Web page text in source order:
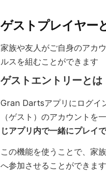
ゲストプレイヤー
家族や友人がご自身のアカ
ルスを組むことができます
ゲストエントリーとは
Gran Dartsアプリにログイ
（ゲスト）のアカウントを
じアプリ内で一緒にプレイ
この機能を使うことで、家
へ参加させることができます